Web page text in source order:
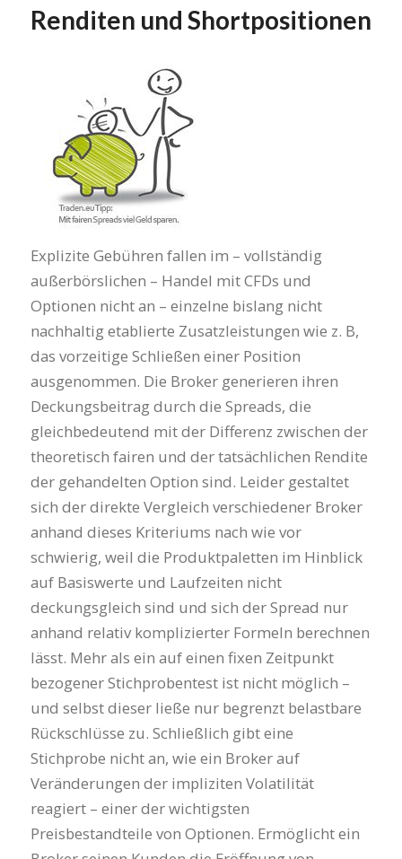
Renditen und Shortpositionen
Explizite Gebühren fallen im – vollständig
außerbörslichen – Handel mit CFDs und
Optionen nicht an – einzelne bislang nicht
nachhaltig etablierte Zusatzleistungen wie z. B,
das vorzeitige Schließen einer Position
ausgenommen. Die Broker generieren ihren
Deckungsbeitrag durch die Spreads, die
gleichbedeutend mit der Differenz zwischen der
theoretisch fairen und der tatsächlichen Rendite
der gehandelten Option sind. Leider gestaltet
sich der direkte Vergleich verschiedener Broker
anhand dieses Kriteriums nach wie vor
schwierig, weil die Produktpaletten im Hinblick
auf Basiswerte und Laufzeiten nicht
deckungsgleich sind und sich der Spread nur
anhand relativ komplizierter Formeln berechnen
lässt. Mehr als ein auf einen fixen Zeitpunkt
bezogener Stichprobentest ist nicht möglich –
und selbst dieser ließe nur begrenzt belastbare
Rückschlüsse zu. Schließlich gibt eine
Stichprobe nicht an, wie ein Broker auf
Veränderungen der impliziten Volatilität
reagiert – einer der wichtigsten
Preisbestandteile von Optionen. Ermöglicht ein